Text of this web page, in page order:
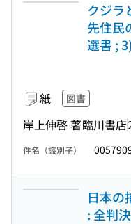
クジラ
先住民
選書 ; 3)
紙 図書
岸上伸啓 著臨川書店
件名（識別子）
日本の
: 全判